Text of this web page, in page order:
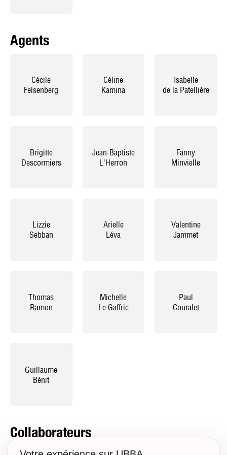
Agents
Cécile
Felsenberg
Céline
Kamina
Isabelle
de la Patellière
Brigitte
Descormiers
Jean-Baptiste
L'Herron
Fanny
Minvielle
Lizzie
Sebban
Arielle
Léva
Valentine
Jammet
Thomas
Ramon
Michelle
Le Gaffric
Paul
Couralet
Guillaume
Bénit
Collaborateurs